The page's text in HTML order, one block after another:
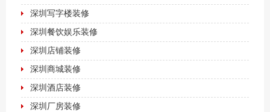
深圳写字楼装修
深圳餐饮娱乐装修
深圳店铺装修
深圳商城装修
深圳酒店装修
深圳厂房装修